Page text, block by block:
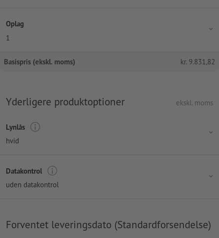
Oplag
1
Basispris (ekskl. moms) kr. 9.831,82
Yderligere produktoptioner ekskl. moms
Lynlås
hvid
Datakontrol
uden datakontrol
Forventet leveringsdato (Standardforsendelse)